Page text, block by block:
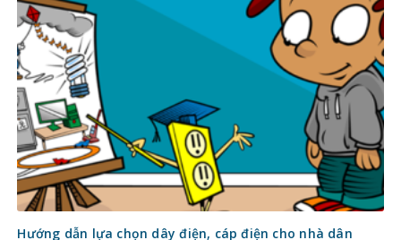
Hướng dẫn lựa chọn dây điện, cáp điện cho nhà dân